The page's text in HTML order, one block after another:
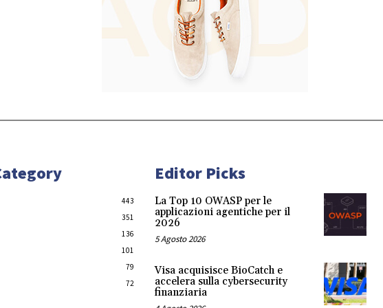
443
351
136
101
79
72
Editor Picks
La Top 10 OWASP per le
applicazioni agentiche per il
2026
5 Agosto 2026
Visa acquisisce BioCatch e
accelera sulla cybersecurity
finanziaria